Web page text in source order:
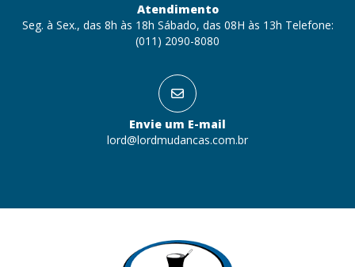
Atendimento
Seg. à Sex., das 8h às 18h Sábado, das 08H às 13h Telefone:
(011) 2090-8080
Envie um E-mail
lord@lordmudancas.com.br